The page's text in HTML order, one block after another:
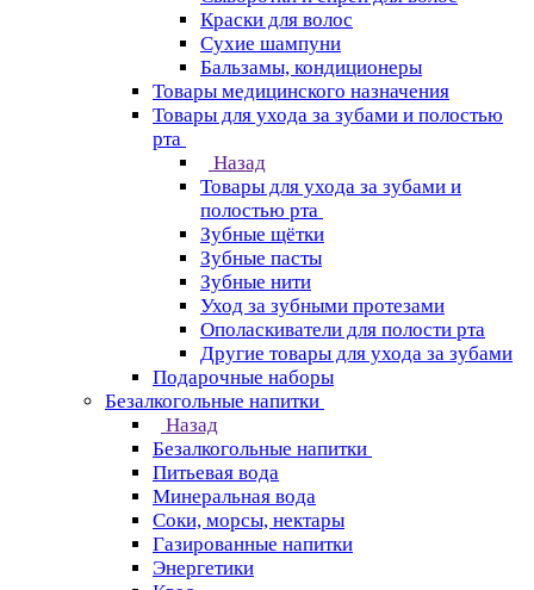
Краски для волос
Сухие шампуни
Бальзамы, кондиционеры
Товары медицинского назначения
Товары для ухода за зубами и полостью
рта
Назад
Товары для ухода за зубами и
полостью рта
Зубные щётки
Зубные пасты
Зубные нити
Уход за зубными протезами
Ополаскиватели для полости рта
Другие товары для ухода за зубами
Подарочные наборы
Безалкогольные напитки
Назад
Безалкогольные напитки
Питьевая вода
Минеральная вода
Соки, морсы, нектары
Газированные напитки
Энергетики